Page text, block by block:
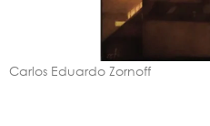
Carlos Eduardo Zornoff